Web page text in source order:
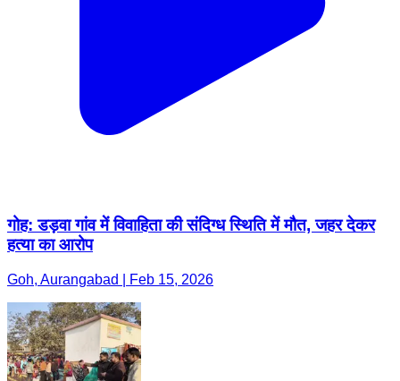
गोह: डड़वा गांव में विवाहिता की संदिग्ध स्थिति में मौत, जहर देकर
हत्या का आरोप
Goh, Aurangabad | Feb 15, 2026